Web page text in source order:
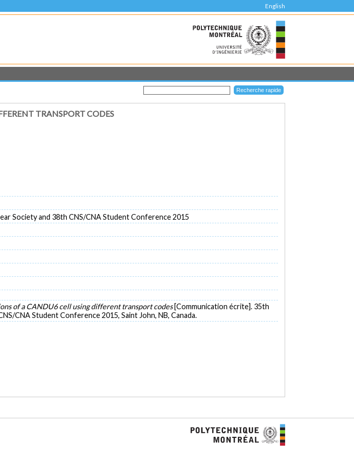
English
TRANSPORT CODES
Society and 38th CNS/CNA Student Conference 2015
of a CANDU6 cell using different transport codes [Communication écrite]. 35th
CNA Student Conference 2015, Saint John, NB, Canada.